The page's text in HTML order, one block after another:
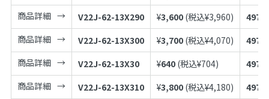
商品詳細
V22J-62-13X290 ¥3,600 (税込¥3,960)
商品詳細
V22J-62-13X300 ¥3,700 (税込¥4,070)
商品詳細
V22J-62-13X30 ¥640 (税込¥704)
商品詳細
V22J-62-13X310 ¥3,800 (税込¥4,180)